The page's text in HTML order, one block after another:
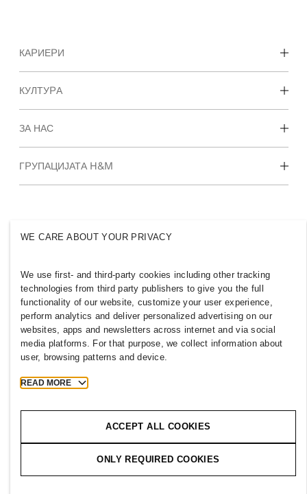
КАРИЕРИ
Откријте ги нашите области на работење
КУЛТУРА
Нашата култура и придобивките
ЗА НАС
Кои сме ние
ГРУПАЦИЈАТА H&M
MACEDONIA
Печат Правила и приватност
Колачиња Cookie Settings
H&M.com
2026 H & M Hennes and Mauritz AB.
Thejourneystartshere.
WE CARE ABOUT YOUR PRIVACY
We use first- and third-party cookies including other tracking
technologies from third party publishers to give you the full
functionality of our website, customize your user experience,
perform analytics and deliver personalized advertising on our
websites, apps and newsletters across internet and via social
media platforms. For that purpose, we collect information about
user, browsing patterns and device.
READ MORE
ACCEPT ALL COOKIES
ONLY REQUIRED COOKIES